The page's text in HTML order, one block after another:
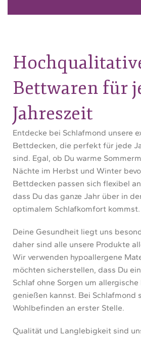
Bettwaren für
Jahreszeit
Entdecke bei Schlafmond unsere
Bettdecken, die perfekt für jede
sind. Egal, ob Du warme
Nächte im Herbst und Winter
Bettdecken passen sich flexibel
dass Du das ganze Jahr über in
optimalem Schlafkomfort kommst.
Deine Gesundheit liegt uns
daher sind alle unsere Produkte
Wir verwenden hypoallergene
möchten sicherstellen, dass Du
Schlaf ohne Sorgen um
genießen kannst. Bei Schlafmond
Wohlbefinden an erster Stelle.
Qualität und Langlebigkeit sind